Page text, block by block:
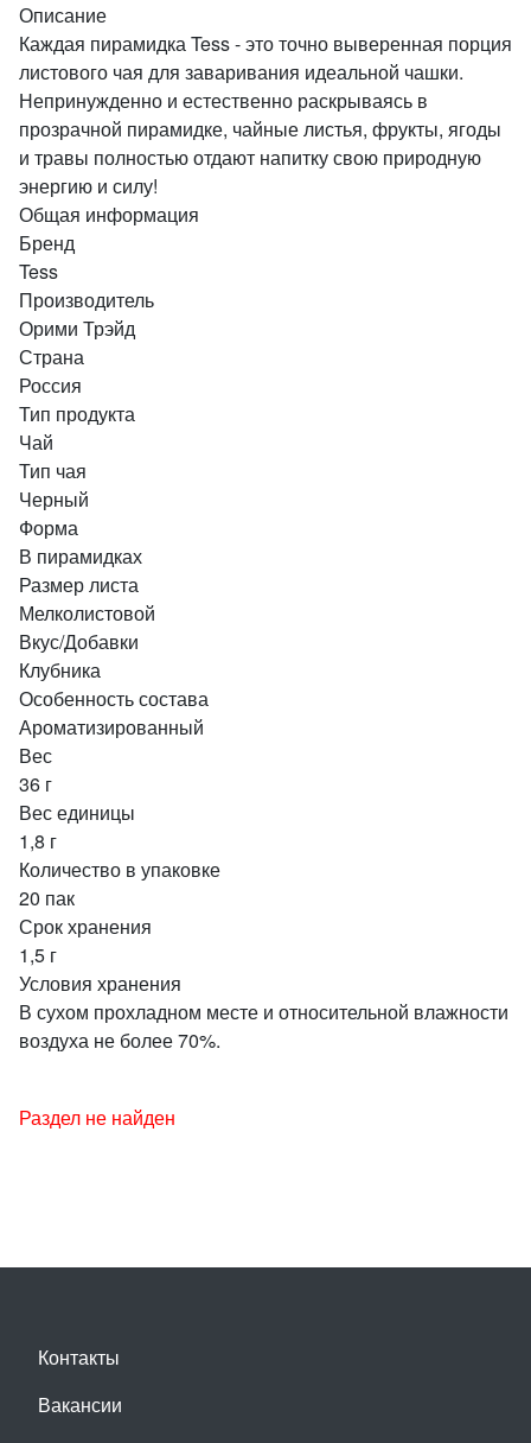
Описание
Каждая пирамидка Tess - это точно выверенная порция
листового чая для заваривания идеальной чашки.
Непринужденно и естественно раскрываясь в
прозрачной пирамидке, чайные листья, фрукты, ягоды
и травы полностью отдают напитку свою природную
энергию и силу!
Общая информация
Бренд
Tess
Производитель
Орими Трэйд
Страна
Россия
Тип продукта
Чай
Тип чая
Черный
Форма
В пирамидках
Размер листа
Мелколистовой
Вкус/Добавки
Клубника
Особенность состава
Ароматизированный
Вес
36 г
Вес единицы
1,8 г
Количество в упаковке
20 пак
Срок хранения
1,5 г
Условия хранения
В сухом прохладном месте и относительной влажности
воздуха не более 70%.
Раздел не найден
Контакты
Вакансии